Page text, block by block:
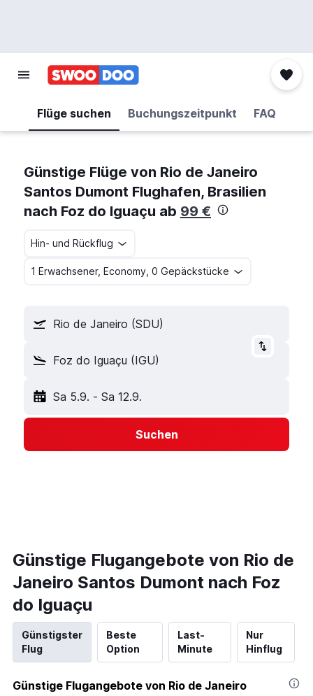
Flüge suchen Buchungszeitpunkt FAQ
Günstige Flüge von Rio de Janeiro
Santos Dumont Flughafen, Brasilien
nach Foz do Iguaçu ab 99 €
Hin- und Rückflug
1 Erwachsener, Economy, 0 Gepäckstücke
Rio de Janeiro (SDU)
Foz do Iguaçu (IGU)
Sa 5.9. - Sa 12.9.
Suchen
Günstige Flugangebote von Rio de
Janeiro Santos Dumont nach Foz
do Iguaçu
Günstigster
Flug
Beste
Option
Last-
Minute
Nur
Hinflug
Günstige Flugangebote von Rio de Janeiro